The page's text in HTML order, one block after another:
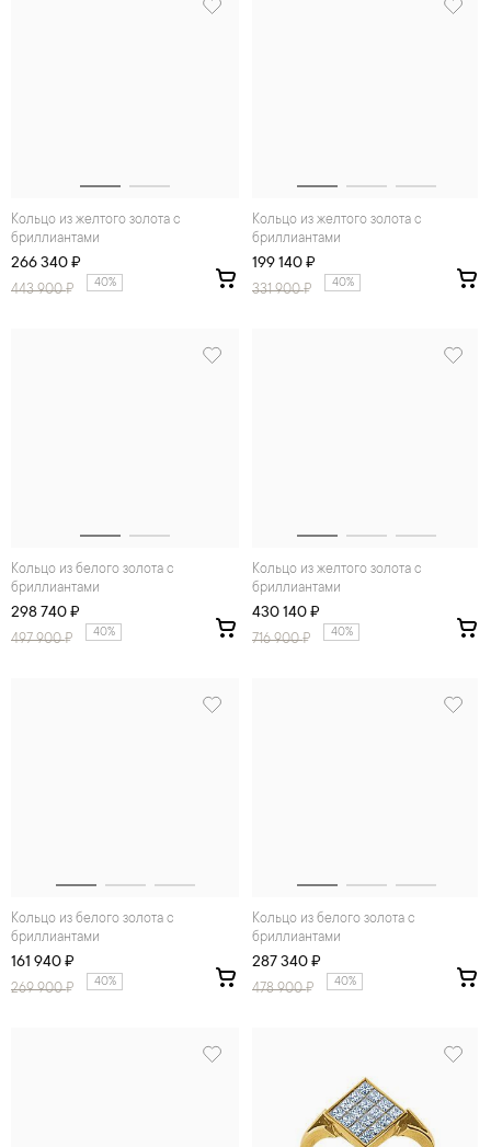
Кольцо из желтого золота с
бриллиантами
266 340 ₽
443 900₽ 40%
Кольцо из желтого золота с
бриллиантами
199 140 ₽
331 900₽ 40%
Кольцо из белого золота с
бриллиантами
298 740 ₽
497 900₽ 40%
Кольцо из желтого золота с
бриллиантами
430 140 ₽
716 900₽ 40%
Кольцо из белого золота с
бриллиантами
161 940 ₽
269 900₽ 40%
Кольцо из белого золота с
бриллиантами
287 340 ₽
478 900₽ 40%